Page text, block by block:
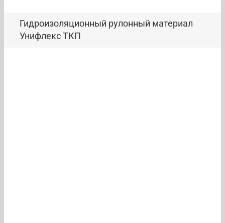
Гидроизоляционный рулонный материал
Унифлекс ТКП